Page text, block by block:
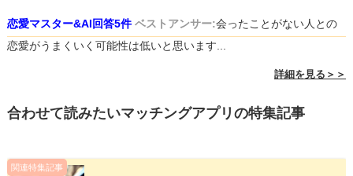
恋愛マスター&AI回答5件 ベストアンサー:会ったことがない人との
恋愛がうまくいく可能性は低いと思います...
詳細を見る＞＞
合わせて読みたいマッチングアプリの特集記事
関連特集記事